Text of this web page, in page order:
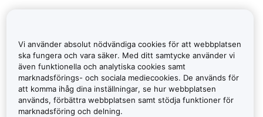
Vi använder absolut nödvändiga cookies för att webbplatsen
ska fungera och vara säker. Med ditt samtycke använder vi
även funktionella och analytiska cookies samt
marknadsförings- och sociala mediecookies. De används för
att komma ihåg dina inställningar, se hur webbplatsen
används, förbättra webbplatsen samt stödja funktioner för
marknadsföring och delning.